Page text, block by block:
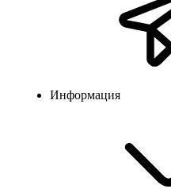
Информация